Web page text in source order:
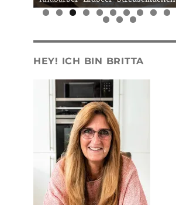
0
3 4 5
HEY! ICH BIN BRITTA